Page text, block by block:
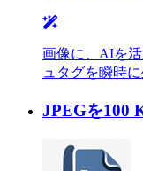
画像に、AIを
ュタグを瞬時
JPEGを100